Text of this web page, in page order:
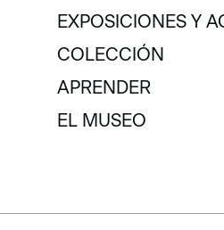
VISITA
EXPOSICIONES Y
EXPOSICIONES Y
COLECCIÓN
COLECCIÓN
APRENDER
APRENDER
EL MUSEO